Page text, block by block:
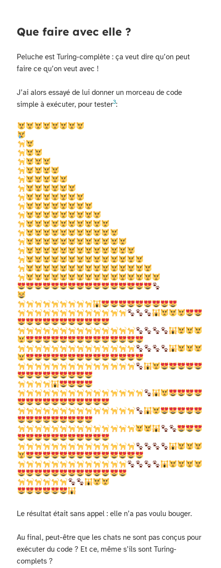
Que faire avec elle ?
Peluche est Turing-complète : ça veut dire qu’on peut
faire ce qu’on veut avec !
J’ai alors essayé de lui donner un morceau de code
simple à exécuter, pour tester3:
Le résultat était sans appel : elle n’a pas voulu bouger.
Au final, peut-être que les chats ne sont pas conçus pour
exécuter du code ? Et ce, même s’ils sont Turing-
complets ?